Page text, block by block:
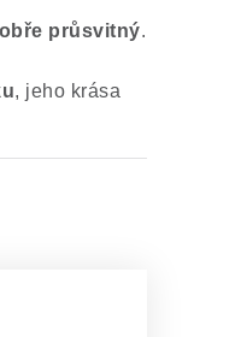
průsvitný.
, jeho krása